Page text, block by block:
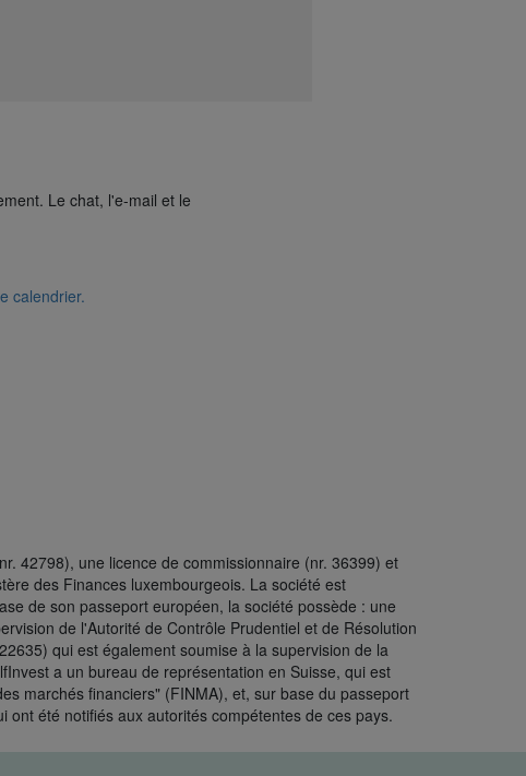
Le chat, l'e-mail et le
calendrier.
42798), une licence de commissionnaire (nr. 36399) et
des Finances luxembourgeois. La société est
de son passeport européen, la société possède : une
de l'Autorité de Contrôle Prudentiel et de Résolution
qui est également soumise à la supervision de la
a un bureau de représentation en Suisse, qui est
marchés financiers" (FINMA), et, sur base du passeport
été notifiés aux autorités compétentes de ces pays.